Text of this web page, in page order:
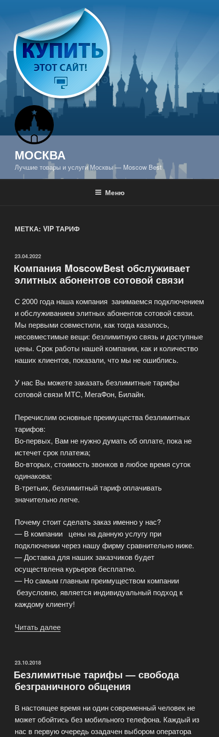
содержимому
МОСКВА
Лучшие товары и услуги Москвы — Moscow Best
Меню
МЕТКА: VIP ТАРИФ
ОПУБЛИКОВАНО
23.04.2022
Компания MoscowBest обслуживает
элитных абонентов сотовой связи
С 2000 года наша компания занимаемся подключением
и обслуживанием элитных абонентов сотовой связи.
Мы первыми совместили, как тогда казалось,
несовместимые вещи: безлимитную связь и доступные
цены. Срок работы нашей компании, как и количество
наших клиентов, показали, что мы не ошиблись.
У нас Вы можете заказать безлимитные тарифы
сотовой связи МТС, МегаФон, Билайн.
Перечислим основные преимущества безлимитных
тарифов:
Во-первых, Вам не нужно думать об оплате, пока не
истечет срок платежа;
Во-вторых, стоимость звонков в любое время суток
одинакова;
В-третьих, безлимитный тариф оплачивать
значительно легче.
Почему стоит сделать заказ именно у нас?
— В компании цены на данную услугу при
подключении через нашу фирму сравнительно ниже.
— Доставка для наших заказчиков будет
осуществлена курьеров бесплатно.
— Но самым главным преимуществом компании
безусловно, является индивидуальный подход к
каждому клиенту!
Читать далее
абонентов
сотовой
ОПУБЛИКОВАНО
23.10.2018
Безлимитные тарифы — свобода
безграничного общения
В настоящее время ни один современный человек не
может обойтись без мобильного телефона. Каждый из
нас в первую очередь озадачен выбором оператора